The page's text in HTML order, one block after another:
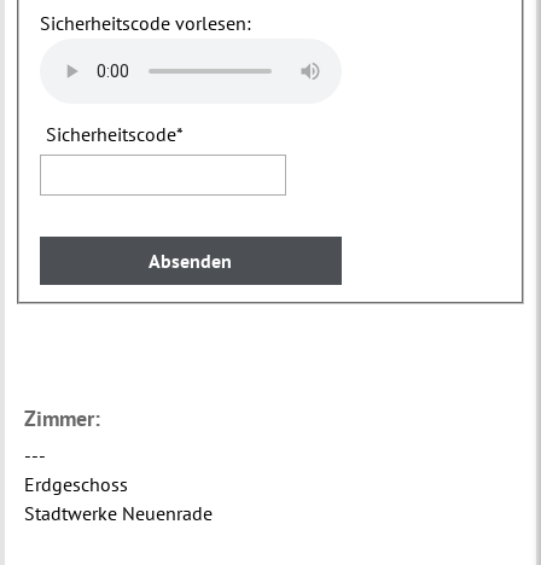
Sicherheitscode vorlesen:
Sicherheitscode*
Zimmer:
---
Erdgeschoss
Stadtwerke Neuenrade